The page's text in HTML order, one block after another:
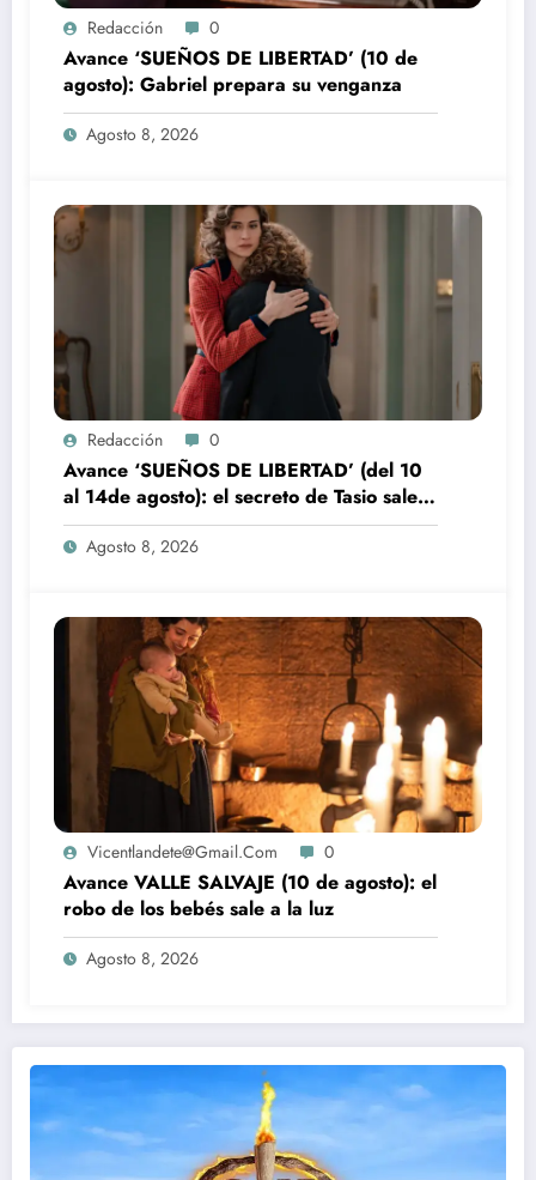
Redacción 0
Avance ‘SUEÑOS DE LIBERTAD’ (10 de
agosto): Gabriel prepara su venganza
Agosto 8, 2026
Redacción 0
Avance ‘SUEÑOS DE LIBERTAD’ (del 10
al 14de agosto): el secreto de Tasio sale a
la luz
Agosto 8, 2026
Vicentlandete@gmail.com 0
Avance VALLE SALVAJE (10 de agosto): el
robo de los bebés sale a la luz
Agosto 8, 2026